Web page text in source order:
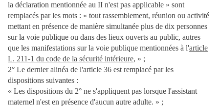
la déclaration mentionnée au II n'est pas applicable » sont
remplacés par les mots : « tout rassemblement, réunion ou activité
mettant en présence de manière simultanée plus de dix personnes
sur la voie publique ou dans des lieux ouverts au public, autres
que les manifestations sur la voie publique mentionnées à l'article
L. 211-1 du code de la sécurité intérieure, » ;
2° Le dernier alinéa de l'article 36 est remplacé par les
dispositions suivantes :
« Les dispositions du 2° ne s'appliquent pas lorsque l'assistant
maternel n'est en présence d'aucun autre adulte. » ;